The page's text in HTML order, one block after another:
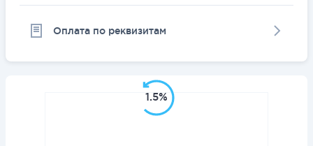
Оплата по реквизитам
1.5%